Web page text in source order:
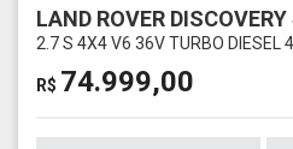
LAND ROVER DISCOVERY
2.7 S 4X4 V6 36V TURBO DIESEL
R$ 74.999,00